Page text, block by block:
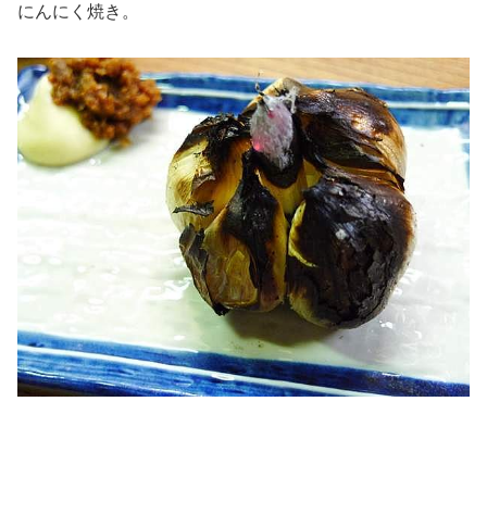
にんにく焼き。